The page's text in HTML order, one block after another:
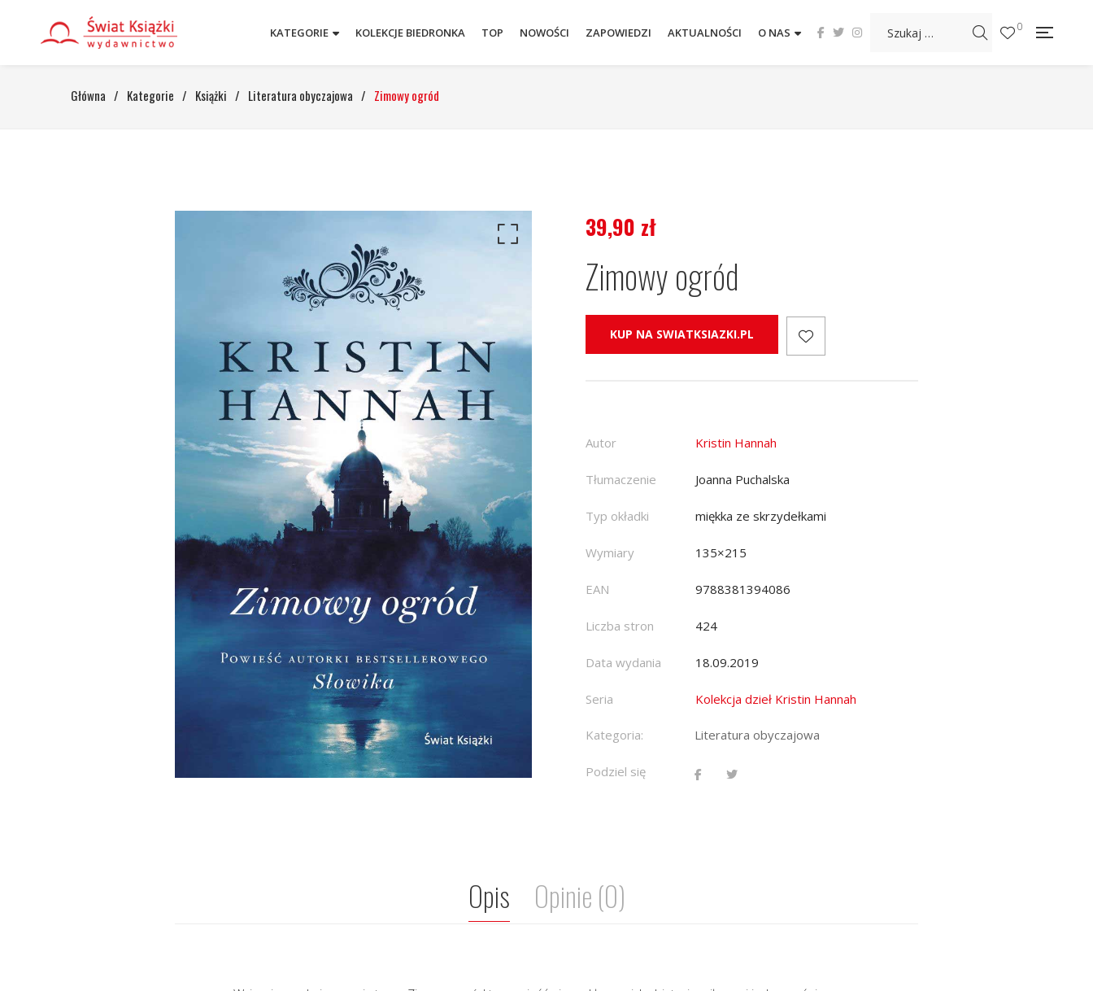
KATEGORIE KOLEKCJE BIEDRONKA TOP NOWOŚCI ZAPOWIEDZI AKTUALNOŚCI O NAS 0
Główna / Kategorie / Książki / Literatura obyczajowa / Zimowy ogród
39,90 zł
Zimowy ogród
KUP NA SWIATKSIAZKI.PL
Autor Kristin Hannah
Tłumaczenie Joanna Puchalska
Typ okładki miękka ze skrzydełkami
Wymiary 135×215
EAN 9788381394086
Liczba stron 424
Data wydania 18.09.2019
Seria Kolekcja dzieł Kristin Hannah
Kategoria: Literatura obyczajowa
Podziel się
Opis Opinie (0)